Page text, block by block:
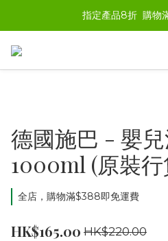
指定產品8折  購物
德國施巴 - 嬰
1000ml (原裝行
全店，購物滿$388即免運費
HK$165.00 HK$220.00